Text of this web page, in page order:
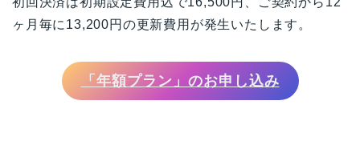
ヶ月毎に13,200円の更新費用が発生いたします。
「年額プラン」のお申し込み